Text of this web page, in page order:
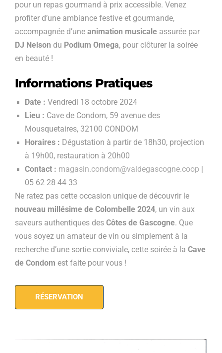
pour un repas gourmand à prix accessible. Venez
profiter d’une ambiance festive et gourmande,
accompagnée d’une animation musicale assurée par
DJ Nelson du Podium Omega, pour clôturer la soirée
en beauté !
Informations Pratiques
Date : Vendredi 18 octobre 2024
Lieu : Cave de Condom, 59 avenue des
Mousquetaires, 32100 CONDOM
Horaires : Dégustation à partir de 18h30, projection
à 19h00, restauration à 20h00
Contact : magasin.condom@valdegascogne.coop
05 62 28 44 33
Ne ratez pas cette occasion unique de découvrir le
nouveau millésime de Colombelle 2024, un vin aux
saveurs authentiques des Côtes de Gascogne. Que
vous soyez un amateur de vin ou simplement à la
recherche d’une sortie conviviale, cette soirée à la Cave
de Condom est faite pour vous !
RÉSERVATION